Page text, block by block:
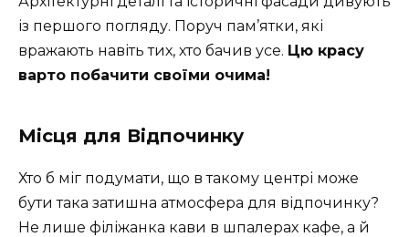
із першого погляду. Поруч пам’ятки, які
вражають навіть тих, хто бачив усе. Цю красу
варто побачити своїми очима!
Місця для Відпочинку
Хто б міг подумати, що в такому центрі може
бути така затишна атмосфера для відпочинку?
Не лише філіжанка кави в шпалерах кафе, а й